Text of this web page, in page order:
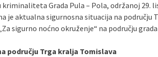
kriminaliteta Grada Pula – Pola, održanoj 29.
je aktualna sigurnosna situacija na području
sigurno noćno okruženje“ na području grada
području Trga kralja Tomislava